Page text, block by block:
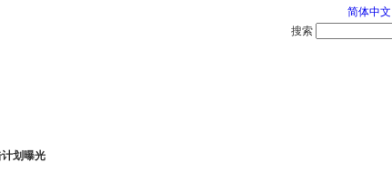
简体中文
搜索
划曝光